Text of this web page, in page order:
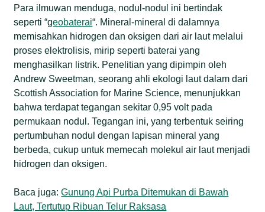
Para ilmuwan menduga, nodul-nodul ini bertindak
seperti “geobaterai“. Mineral-mineral di dalamnya
memisahkan hidrogen dan oksigen dari air laut melalui
proses elektrolisis, mirip seperti baterai yang
menghasilkan listrik. Penelitian yang dipimpin oleh
Andrew Sweetman, seorang ahli ekologi laut dalam dari
Scottish Association for Marine Science, menunjukkan
bahwa terdapat tegangan sekitar 0,95 volt pada
permukaan nodul. Tegangan ini, yang terbentuk seiring
pertumbuhan nodul dengan lapisan mineral yang
berbeda, cukup untuk memecah molekul air laut menjadi
hidrogen dan oksigen.
Baca juga:Gunung Api Purba Ditemukan di Bawah
Laut, Tertutup Ribuan Telur Raksasa